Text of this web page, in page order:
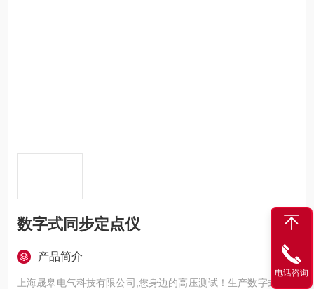
数字式同步定点仪
产品简介
上海晟皋电气科技有限公司,您身边的高压测试！生产数字式同步
电话咨询